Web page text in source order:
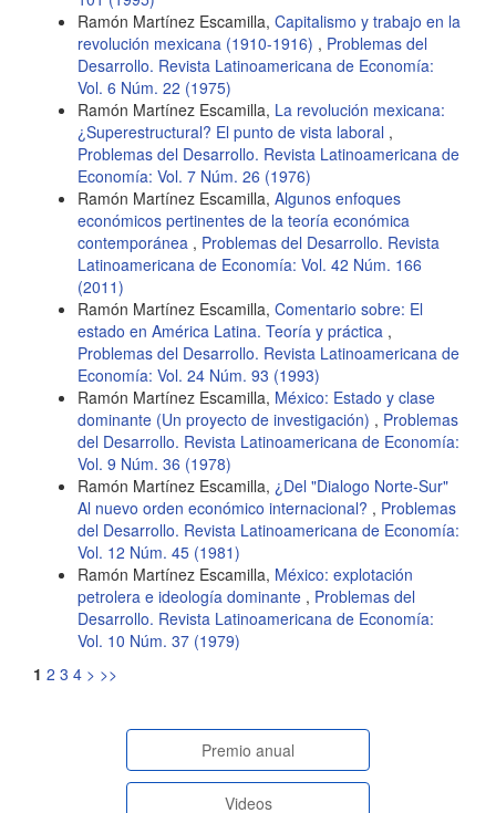
Ramón Martínez Escamilla, Capitalismo y trabajo en la
revolución mexicana (1910-1916) , Problemas del
Desarrollo. Revista Latinoamericana de Economía:
Vol. 6 Núm. 22 (1975)
Ramón Martínez Escamilla, La revolución mexicana:
¿Superestructural? El punto de vista laboral ,
Problemas del Desarrollo. Revista Latinoamericana de
Economía: Vol. 7 Núm. 26 (1976)
Ramón Martínez Escamilla, Algunos enfoques
económicos pertinentes de la teoría económica
contemporánea , Problemas del Desarrollo. Revista
Latinoamericana de Economía: Vol. 42 Núm. 166
(2011)
Ramón Martínez Escamilla, Comentario sobre: El
estado en América Latina. Teoría y práctica ,
Problemas del Desarrollo. Revista Latinoamericana de
Economía: Vol. 24 Núm. 93 (1993)
Ramón Martínez Escamilla, México: Estado y clase
dominante (Un proyecto de investigación) , Problemas
del Desarrollo. Revista Latinoamericana de Economía:
Vol. 9 Núm. 36 (1978)
Ramón Martínez Escamilla, ¿Del "Dialogo Norte-Sur"
Al nuevo orden económico internacional? , Problemas
del Desarrollo. Revista Latinoamericana de Economía:
Vol. 12 Núm. 45 (1981)
Ramón Martínez Escamilla, México: explotación
petrolera e ideología dominante , Problemas del
Desarrollo. Revista Latinoamericana de Economía:
Vol. 10 Núm. 37 (1979)
1 2 3 4 > >>
paginasespeciales
Premio anual
Videos